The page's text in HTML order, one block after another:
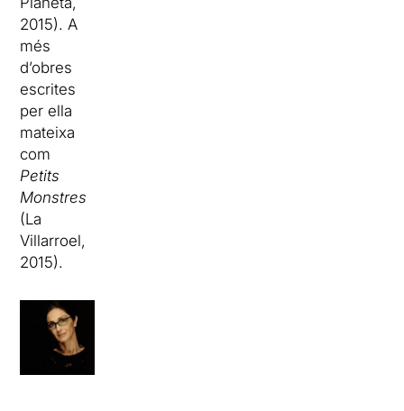
2015). A
més
d’obres
escrites
per ella
mateixa
com
Petits
Monstres
(La
Villarroel,
2015).